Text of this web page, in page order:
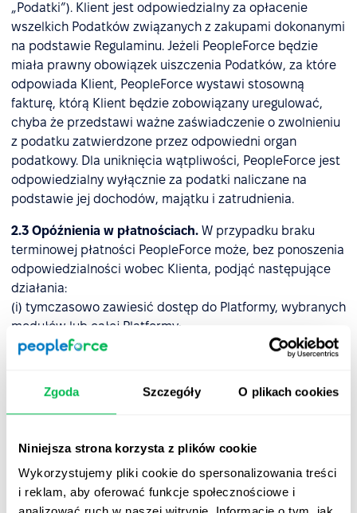
Zgoda Szczegóły O plikach cookies
Niniejsza strona korzysta z plików cookie
Wykorzystujemy pliki cookie do spersonalizowania treści
i reklam, aby oferować funkcje społecznościowe i
„Podatki”). Klient jest odpowiedzialny za opłacenie
wszelkich Podatków związanych z zakupami dokonanymi
na podstawie Regulaminu. Jeżeli PeopleForce będzie
miała prawny obowiązek uiszczenia Podatków, za które
odpowiada Klient, PeopleForce wystawi stosowną
fakturę, którą Klient będzie zobowiązany uregulować,
chyba że przedstawi ważne zaświadczenie o zwolnieniu
z podatku zatwierdzone przez odpowiedni organ
podatkowy. Dla uniknięcia wątpliwości, PeopleForce jest
odpowiedzialny wyłącznie za podatki naliczane na
podstawie jej dochodów, majątku i zatrudnienia.
2.3 Opóźnienia w płatnościach. W przypadku braku
terminowej płatności PeopleForce może, bez ponoszenia
odpowiedzialności wobec Klienta, podjąć następujące
działania:
(i) tymczasowo zawiesić dostęp do Platformy, wybranych
modułów lub całej Platformy;
(ii) wstrzymać świadczenie Usług do momentu
(a) Po pisemnym powiadomieniu Klienta, PeopleForce da
mu 14-dniowy termin (od dnia, w którym płatność stała
fakturą.
2.4 Zmiany Regulaminu i Opłat
. PeopleForce zastrzega
sobie prawo do zmiany Regulaminu i Opłat w dowolnym